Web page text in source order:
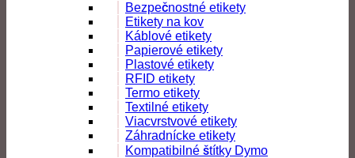
Bezpečnostné etikety
Etikety na kov
Káblové etikety
Papierové etikety
Plastové etikety
RFID etikety
Termo etikety
Textilné etikety
Viacvrstvové etikety
Záhradnícke etikety
Kompatibilné štítky Dymo